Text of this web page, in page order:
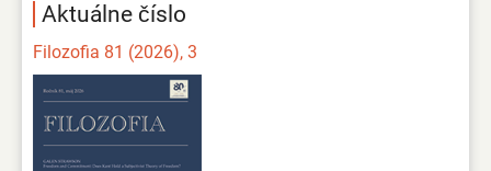
Aktuálne číslo
Filozofia 81 (2026), 3